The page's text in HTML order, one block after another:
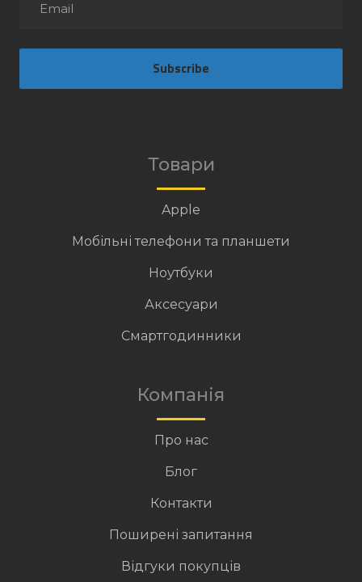
Subscribe
Товари
Apple
Мобільні телефони та планшети
Ноутбуки
Аксесуари
Смартгодинники
Компанія
Про нас
Блог
Контакти
Поширені запитання
Відгуки покупців